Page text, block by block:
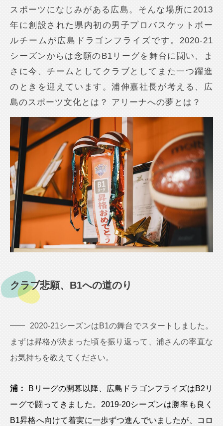
スポーツになじみがある広島。そんな場所に2013
年に創設された県内初の男子プロバスケットボー
ルチームが広島ドラゴンフライズです。2020-21
シーズンからは念願のB1リーグを舞台に闘い、ま
さに今、チームとしてクラブとしてまた一つ躍進
のときを迎えています。浦伸嘉社長が考える、広
島のスポーツ文化とは？ アリーナへの夢とは？
クラブ悲願、B1への道のり
2020-21シーズンはB1の舞台でスタートしました。
まずは昇格が決まった頃を振り返って、浦さんの率直な
お気持ちを教えてください。
浦：
Bリーグの開幕以降、広島ドラゴンフライズはB2リ
ーグで闘ってきました。2019-20シーズンは勝率も良く
B1昇格へ向けて着実に一歩ずつ進んでいましたが、コロ